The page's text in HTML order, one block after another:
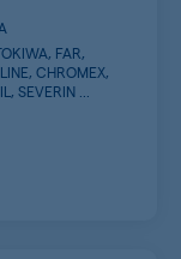
FAR,
CHROMEX,
SEVERIN ...